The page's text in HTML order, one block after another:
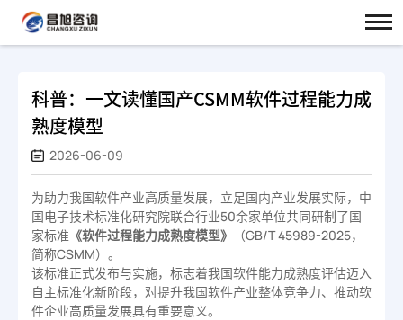
科普：一文读懂国产CSMM软件过程能力成
熟度模型
2026-06-09
为助力我国软件产业高质量发展，立足国内产业发展实际，中
国电子技术标准化研究院联合行业50余家单位共同研制了国
家标准 《软件过程能力成熟度模型》
（GB/T 45989-2025，
简称CSMM）。
该标准正式发布与实施，标志着我国软件能力成熟度评估迈入
自主标准化新阶段，对提升我国软件产业整体竞争力、推动软
件企业高质量发展具有重要意义。